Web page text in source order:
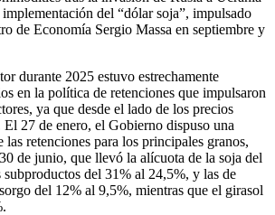
del “dólar soja”, impulsado
de Economía Sergio Massa en septiembre y
durante 2025 estuvo estrechamente
en la política de retenciones que impulsaron
ya que desde el lado de los precios
27 de enero, el Gobierno dispuso una
retenciones para los principales granos,
de junio, que llevó la alícuota de la soja del
del 31% al 24,5%, y las de
del 12% al 9,5%, mientras que el girasol